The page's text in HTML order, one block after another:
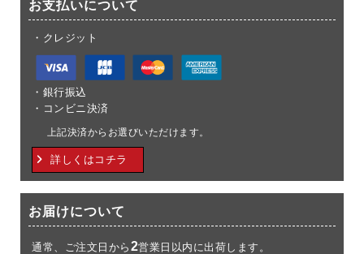
お支払いについて
・クレジット
・銀行振込
・コンビニ決済
上記決済からお選びいただけます。
詳しくはコチラ
お届けについて
通常、ご注文日から 2営業日以内に出荷します。